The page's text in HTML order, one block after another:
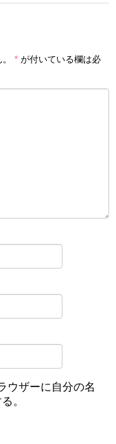
* が付いている欄は必
ウザーに自分の名
。